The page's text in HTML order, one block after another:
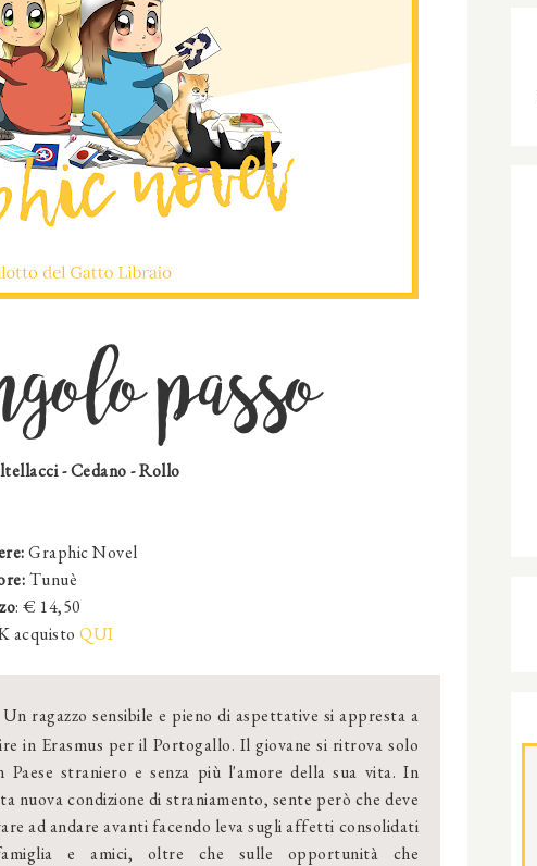
passo
- Cedano - Rollo
Graphic Novel
Tunuè
: € 14,50
acquisto QUI
Un ragazzo sensibile e pieno di aspettative si appresta a
in Erasmus per il Portogallo. Il giovane si ritrova solo
Paese straniero e senza più l'amore della sua vita. In
nuova condizione di straniamento, sente però che deve
ad andare avanti facendo leva sugli affetti consolidati
e amici, oltre che sulle opportunità che